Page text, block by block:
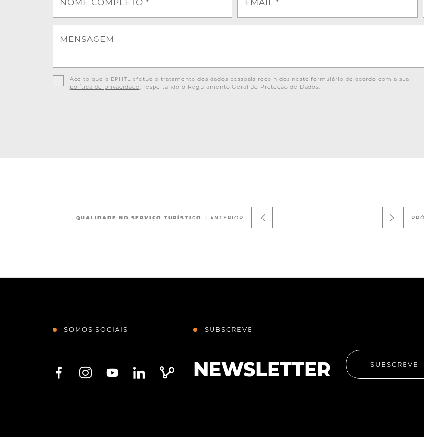
NOME COMPLETO * EMAIL *
MENSAGEM
Aceito que a EPHTL efetue o tratamento dos dados pessoais recolhidos neste formulário de acordo com a sua
política de privacidade , respeitando o Regulamento Geral de Proteção de Dados.
QUALIDADE NO SERVIÇO TURÍSTICO | ANTERIOR
SOMOS SOCIAIS SUBSCREVE
NEWSLETTER SUBSCREVE